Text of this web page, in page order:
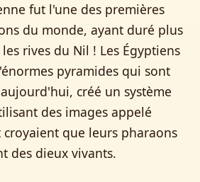
fut l'une des premières
du monde, ayant duré plus
rives du Nil ! Les Égyptiens
pyramides qui sont
créé un système
des images appelé
que leurs pharaons
des dieux vivants.